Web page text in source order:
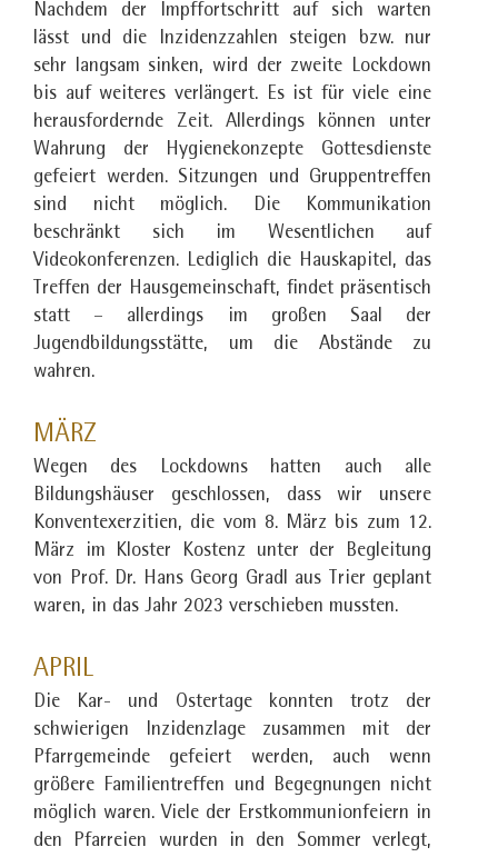
Nachdem der Impffortschritt auf sich warten
lässt und die Inzidenzzahlen steigen bzw. nur
sehr langsam sinken, wird der zweite Lockdown
bis auf weiteres verlängert. Es ist für viele eine
herausfordernde Zeit. Allerdings können unter
Wahrung der Hygienekonzepte Gottesdienste
gefeiert werden. Sitzungen und Gruppentreffen
sind nicht möglich. Die Kommunikation
beschränkt sich im Wesentlichen auf
Videokonferenzen. Lediglich die Hauskapitel, das
Treffen der Hausgemeinschaft, findet präsentisch
statt – allerdings im großen Saal der
Jugendbildungsstätte, um die Abstände zu
wahren.
MÄRZ
Wegen des Lockdowns hatten auch alle
Bildungshäuser geschlossen, dass wir unsere
Konventexerzitien, die vom 8. März bis zum 12.
März im Kloster Kostenz unter der Begleitung
von Prof. Dr. Hans Georg Gradl aus Trier geplant
waren, in das Jahr 2023 verschieben mussten.
APRIL
Die Kar- und Ostertage konnten trotz der
schwierigen Inzidenzlage zusammen mit der
Pfarrgemeinde gefeiert werden, auch wenn
größere Familientreffen und Begegnungen nicht
möglich waren. Viele der Erstkommunionfeiern in
den Pfarreien wurden in den Sommer verlegt,